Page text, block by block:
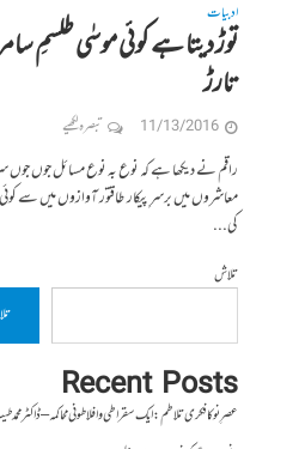
ادبیات
توڑ دیتا ہے کوئی موسٰی طلسمِ
تارڑ
11/13/2016 تبصرہ لکھیے
راقم نے دیکھا ہے کہ نوع بہ نوع مسائل جوں جوں
معاشروں میں برسرِ پیکار طاقتور آوازوں میں سے
کی...
تلاش
Recent Posts
عصرِ نو کا فکری تلاطم: ایک سقراطی و افلاطونی محاکمہ – ڈاکٹر